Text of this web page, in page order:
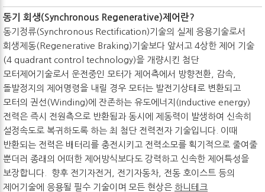
동기 회생(Synchronous Regenerative)제어란?
동기정류(Synchronous Rectification)기술의 실제 응용기술로서
회생제동(Regenerative Braking)기술보다 앞서고 4상한 제어 기술
(4 quadrant control technology)을 개량시킨 첨단
모터제어기술로서 운전중인 모터가 제어측에서 방향전환, 감속,
돌발정지의 제어명령을 내릴 경우 모터는 발전기상태로 변환되고
모터의 권선(Winding)에 잔존하는 유도에너지(Inductive energy)
전력은 즉시 전원측으로 반환됨과 동시에 제동력이 발생하여 신속히
설정속도로 복귀하도록 하는 최 첨단 전력전자 기술입니다. 이때
반환되는 전력은 배터리를 충전시키고 전력소모를 획기적으로 줄여줄
뿐더러 종래의 어떠한 제어방식보다도 강력하고 신속한 제어특성을
보장합니다. 향후 전기자전거, 전기자동차, 전동 호이스트 등의
제어기술에 응용될 필수 기술이며 모든 현상은 하니테크